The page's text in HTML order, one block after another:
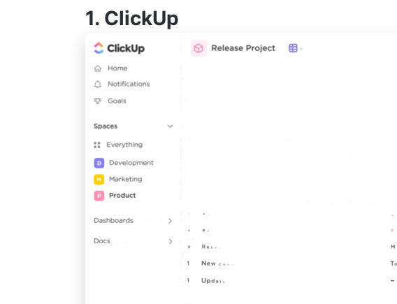
1. ClickUp